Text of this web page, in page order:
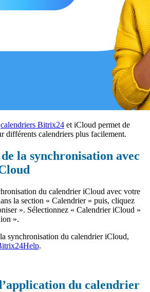
calendriers Bitrix24 et iCloud permet de
différents calendriers plus facilement.
la synchronisation avec
du calendrier iCloud avec votre
la section « Calendrier » puis, cliquez
». Sélectionnez « Calendrier iCloud »
».
synchronisation du calendrier iCloud,
.
du calendrier